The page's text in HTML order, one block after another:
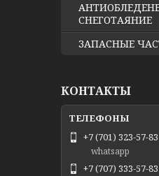
СНЕГОТАЯНИЕ
ЗАПАСНЫЕ
КОНТАКТЫ
+7 (701) 323-57-83
whatsapp
+7 (707) 333-57-83